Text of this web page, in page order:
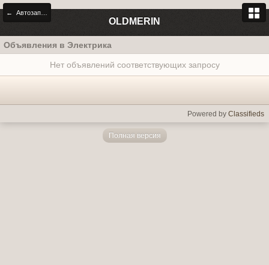
OLDMERIN
Объявления в Электрика
Нет объявлений соответствующих запросу
Powered by Classifieds
Полная версия